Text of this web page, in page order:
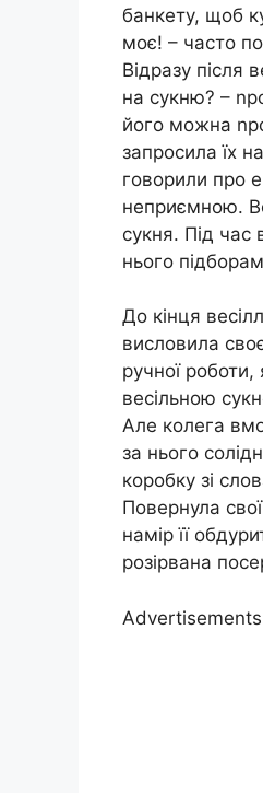
банкету, щоб
моє! – часто
Відразу після
на сукню? –
його можна
запросила їх
говорили про
неприємною.
сукня. Під час
нього
До кінця
висловила
ручної роботи,
весільною
Але колега
за нього
коробку зі
Повернула
намір її
розірвана
Advertisements